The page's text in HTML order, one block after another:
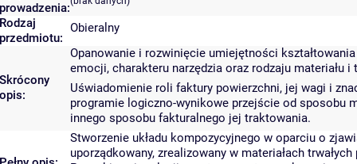
prowadzenia:
Rodzaj
przedmiotu:
Obieralny
Skrócony
opis:
Opanowanie i rozwinięcie umiejętności
emocji, charakteru narzędzia oraz rodzaju materiału i
Uświadomienie roli faktury powierzchni, jej wagi i
programie logiczno-wynikowe przejście od sposobu
innego sposobu fakturalnego jej traktowania.
Stworzenie układu kompozycyjnego w oparciu o
uporządkowany, zrealizowany w materiałach